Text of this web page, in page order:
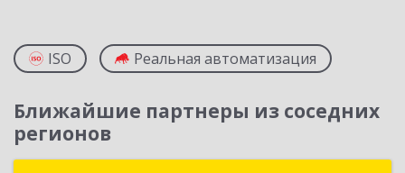
ISO Реальная автоматизация
Ближайшие партнеры из соседних
регионов